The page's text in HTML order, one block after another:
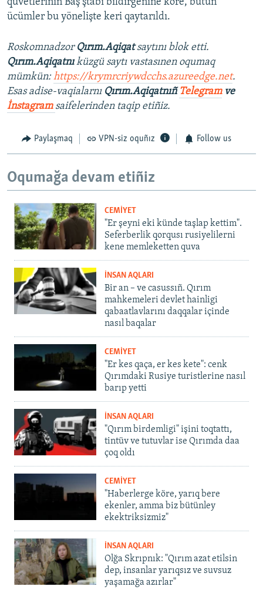
quvetleriniñ Baş ştabı bildirgenine köre, bütün
ücümler bu yönelişte keri qaytarıldı.
Roskomnadzor Qırım.Aqiqatsaytını blok etti.
Qırım.Aqiqatnıküzgü saytı vastasınen oqumaq
mümkün:https://krymrcriywdcchs.azureedge.net.
Esas adise-vaqialarnı Qırım.Aqiqatnıñ Telegramve
İnstagram saifelerinden taqip etiñiz.
Paylaşmaq VPN-siz oquñız Follow us
Oqumağa devam etiñiz
CEMİYET
"Er şeyni eki künde taşlap kettim".
Seferberlik qorqusı rusiyelilerni
kene memleketten quva
İNSAN AQLARI
Bir an – ve casussıñ. Qırım
mahkemeleri devlet hainligi
qabaatlavlarını daqqalar içinde
nasıl baqalar
CEMİYET
"Er kes qaça, er kes kete": cenk
Qırımdaki Rusiye turistlerine nasıl
barıp yetti
İNSAN AQLARI
"Qırım birdemligi" işini toqtattı,
tintüv ve tutuvlar ise Qırımda daa
çoq oldı
CEMİYET
"Haberlerge köre, yarıq bere
ekenler, amma biz bütünley
ekektriksizmiz"
İNSAN AQLARI
Olğa Skrıpnık: "Qırım azat etilsin
dep, insanlar yarıqsız ve suvsuz
yaşamağa azırlar"